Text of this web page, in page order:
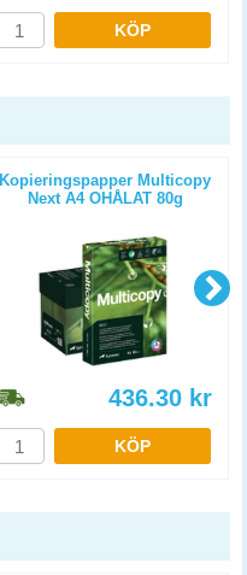
KÖP
Kopieringspapper Multicopy
Next A4 OHÅLAT 80g
436.30 kr
KÖP